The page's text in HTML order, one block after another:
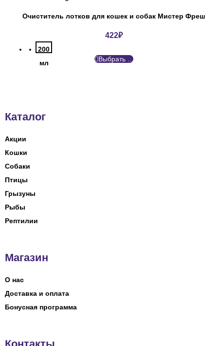
Очиститель лотков для кошек и собак Мистер Фреш
422₽
200
мл
Выбрать ...
Каталог
Акции
Кошки
Собаки
Птицы
Грызуны
Рыбы
Рептилии
Магазин
О нас
Доставка и оплата
Бонусная программа